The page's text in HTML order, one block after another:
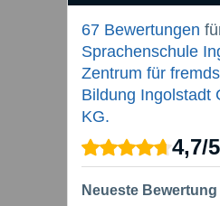
67 Bewertungen
Sprachenschule
Zentrum für
Bildung Ingolstadt
KG.
4,7/5
Neueste Bewertung